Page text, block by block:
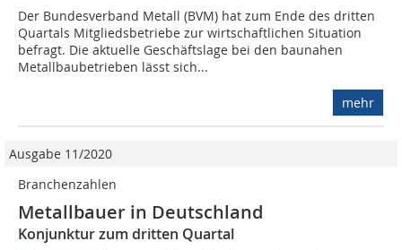
Der Bundesverband Metall (BVM) hat zum Ende des dritten
Quartals Mitgliedsbetriebe zur wirtschaftlichen Situation
befragt. Die aktuelle Geschäftslage bei den baunahen
Metallbaubetrieben lässt sich...
mehr
Ausgabe 11/2020
Branchenzahlen
Metallbauer in Deutschland
Konjunktur zum dritten Quartal